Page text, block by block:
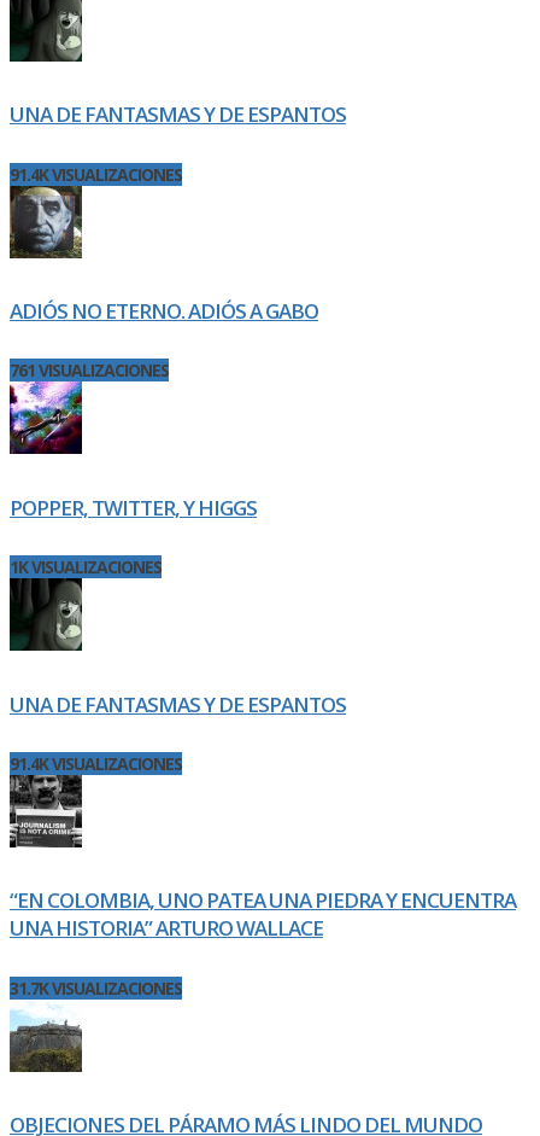
UNA DE FANTASMAS Y DE ESPANTOS
91.4K VISUALIZACIONES
ADIÓS NO ETERNO. ADIÓS A GABO
761 VISUALIZACIONES
POPPER, TWITTER, Y HIGGS
1K VISUALIZACIONES
UNA DE FANTASMAS Y DE ESPANTOS
91.4K VISUALIZACIONES
“EN COLOMBIA, UNO PATEA UNA PIEDRA Y ENCUENTRA
UNA HISTORIA” ARTURO WALLACE
31.7K VISUALIZACIONES
OBJECIONES DEL PÁRAMO MÁS LINDO DEL MUNDO